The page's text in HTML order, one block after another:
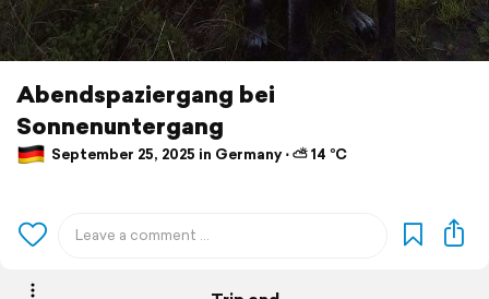
Abendspaziergang bei
Sonnenuntergang
September 25, 2025 in Germany ⋅ ⛅ 14 °C